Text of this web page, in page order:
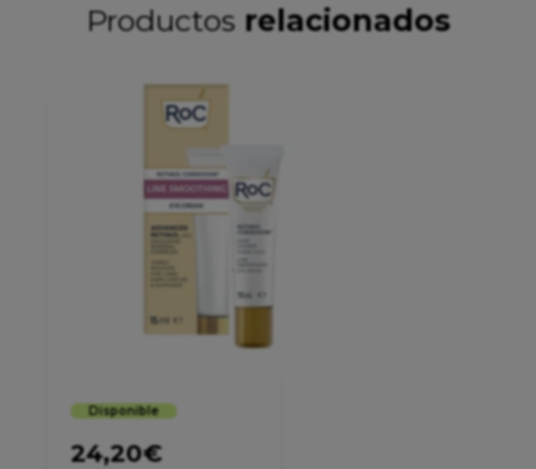
Productos relacionados
Disponible
24,20€